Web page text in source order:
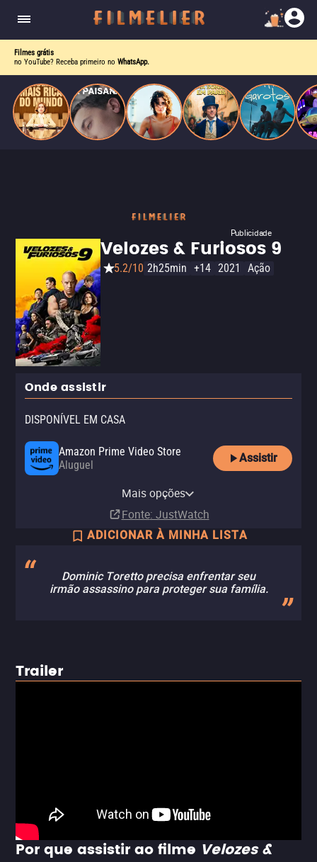
Filmes grátis
no YouTube? Receba primeiro no WhatsApp.
Publicidade
Velozes & Furiosos 9
5.2/10 2h25min +14 2021 Ação
Onde assistir
DISPONÍVEL EM CASA
Amazon Prime Video Store
Aluguel
Assistir
Mais opções
Fonte: JustWatch
ADICIONAR À MINHA LISTA
Dominic Toretto precisa enfrentar seu
irmão assassino para proteger sua família.
Trailer
Por que assistir ao filme Velozes &
do
Mundo